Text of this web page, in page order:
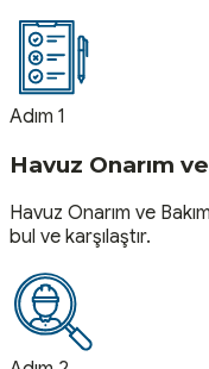
Adım 1
Havuz Onarım
Havuz Onarım ve
bul ve karşılaştır.